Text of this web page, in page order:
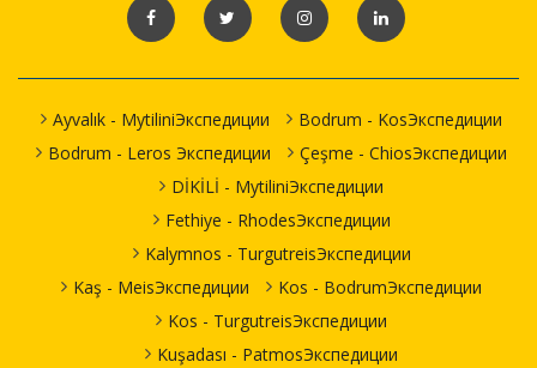
Ayvalık - MytiliniЭкспедиции
Bodrum - KosЭкспедиции
Bodrum - Leros Экспедиции
Çeşme - ChiosЭкспедиции
DİKİLİ - MytiliniЭкспедиции
Fethiye - RhodesЭкспедиции
Kalymnos - TurgutreisЭкспедиции
Kaş - MeisЭкспедиции
Kos - BodrumЭкспедиции
Kos - TurgutreisЭкспедиции
Kuşadası - PatmosЭкспедиции